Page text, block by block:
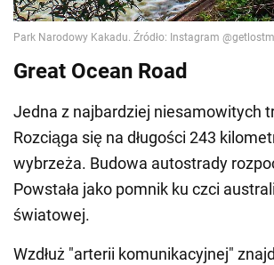
Great Ocean Road
Jedna z najbardziej niesamowitych
Rozciąga się na długości 243
wybrzeża. Budowa autostrady
Powstała jako pomnik ku czci
światowej.
Wzdłuż "arterii komunikacyjnej"